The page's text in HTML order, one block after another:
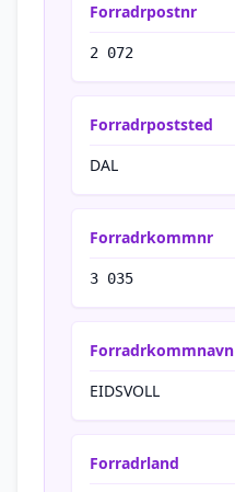
Forradrpostnr
2 072
Forradrpoststed
DAL
Forradrkommnr
3 035
Forradrkommnavn
EIDSVOLL
Forradrland